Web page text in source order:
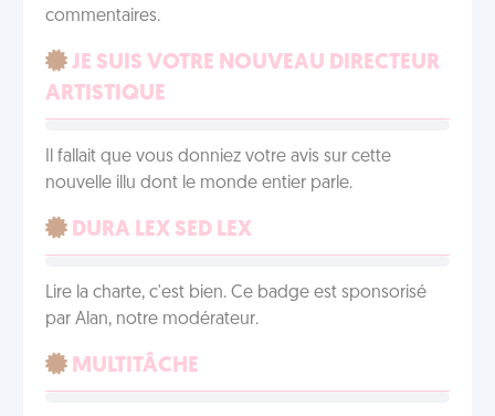
commentaires.
JE SUIS VOTRE NOUVEAU DIRECTEUR
ARTISTIQUE
Il fallait que vous donniez votre avis sur cette
nouvelle illu dont le monde entier parle.
DURA LEX SED LEX
Lire la charte, c'est bien. Ce badge est sponsorisé
par Alan, notre modérateur.
MULTITÂCHE